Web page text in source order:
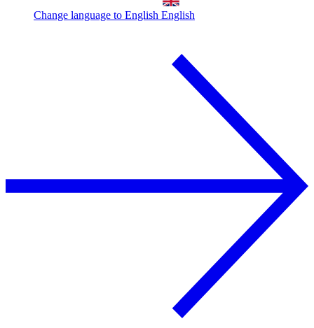
Change language to English English